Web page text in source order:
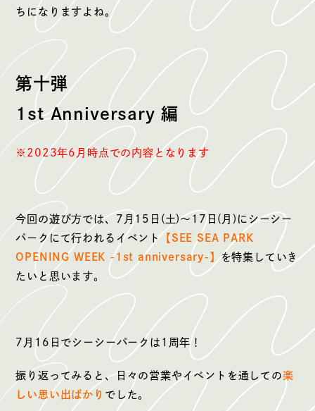
ちになりますよね。
第十弾
1st Anniversary 編
※2023年6月時点での内容となります
今回の遊び方では、7月15日(土)～17日(月)にシーシー
パークにて行われるイベント【SEE SEA PARK
OPENING WEEK -1st anniversary-】を特集していき
たいと思います。
7月16日でシーシーパークは1周年！
振り返ってみると、日々の営業やイベントを通しての楽
しい思い出ばかり でした。